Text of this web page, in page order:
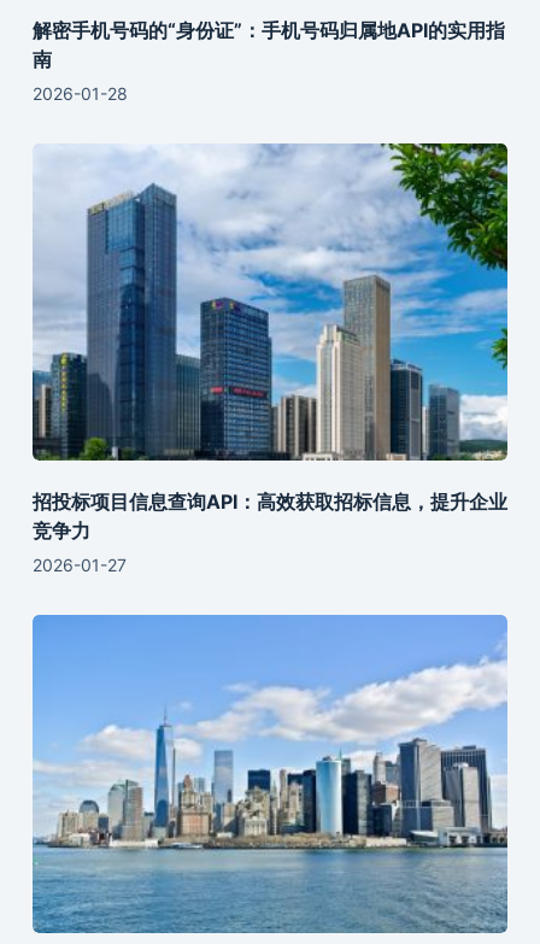
解密手机号码的“身份证”：手机号码归属地API的实用指
南
2026-01-28
招投标项目信息查询API：高效获取招标信息，提升企业
竞争力
2026-01-27